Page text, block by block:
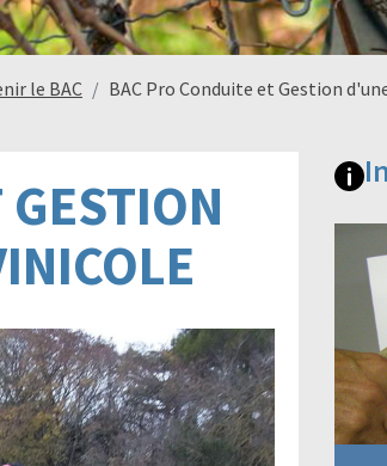
le BAC BAC Pro Conduite et Gestion